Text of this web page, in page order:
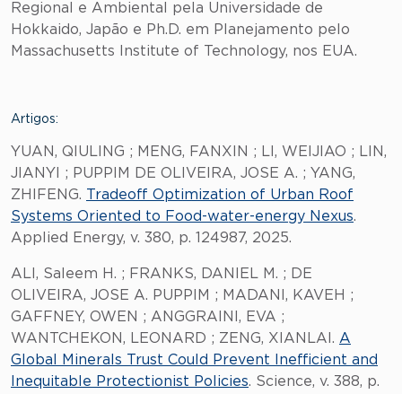
Regional e Ambiental pela Universidade de
Hokkaido, Japão e Ph.D. em Planejamento pelo
Massachusetts Institute of Technology, nos EUA.
Artigos:
YUAN, QIULING ; MENG, FANXIN ; LI, WEIJIAO ; LIN,
JIANYI ; PUPPIM DE OLIVEIRA, JOSE A. ; YANG,
ZHIFENG. Tradeoff Optimization of Urban Roof
Systems Oriented to Food-water-energy Nexus.
Applied Energy, v. 380, p. 124987, 2025.
ALI, Saleem H. ; FRANKS, DANIEL M. ; DE
OLIVEIRA, JOSE A. PUPPIM ; MADANI, KAVEH ;
GAFFNEY, OWEN ; ANGGRAINI, EVA ;
WANTCHEKON, LEONARD ; ZENG, XIANLAI. A
Global Minerals Trust Could Prevent Inefficient and
Inequitable Protectionist Policies. Science, v. 388, p.